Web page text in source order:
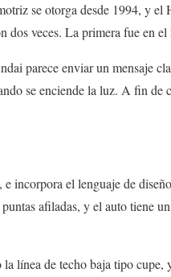
se otorga desde 1994, y el
dos veces. La primera fue en el
parece enviar un mensaje
se enciende la luz. A fin de
incorpora el lenguaje de
afiladas, y el auto tiene
línea de techo baja tipo cupe,